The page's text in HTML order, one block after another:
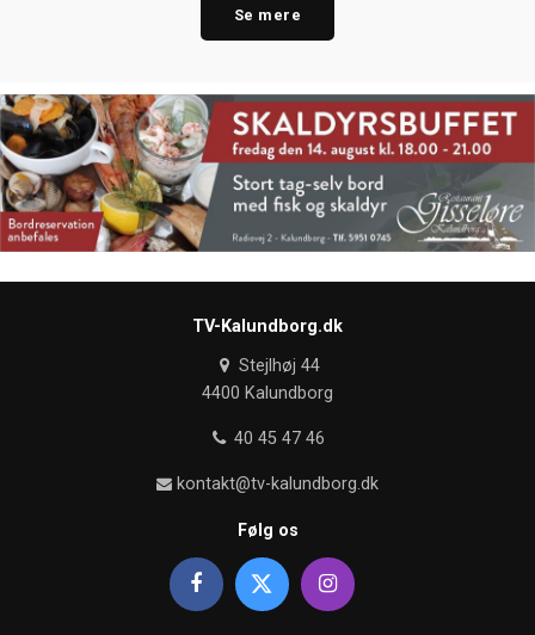
Se mere
TV-Kalundborg.dk
Stejlhøj 44
4400 Kalundborg
40 45 47 46
kontakt@tv-kalundborg.dk
Følg os